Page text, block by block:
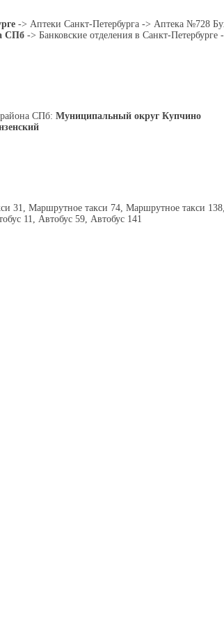
-> Аптеки Санкт-Петербурга -> Аптека №728
СПб -> Банковские отделения в Санкт-
СПб: Муниципальный округ Купчино
31, Маршрутное такси 74, Маршрутное такси
11, Автобус 59, Автобус 141